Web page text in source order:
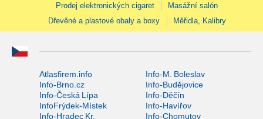
Prodej elektronických cigaret
Masážní salón
Dřevěné a plastové obaly a boxy
Měřidla, Kalibry
Atlasfirem.info
Info-M. Boleslav
Info-Brno.cz
Info-Budějovice
Info-Česká Lípa
Info-Děčín
InfoFrýdek-Místek
Info-Havířov
Info-Hradec Kr.
Info-Chomutov